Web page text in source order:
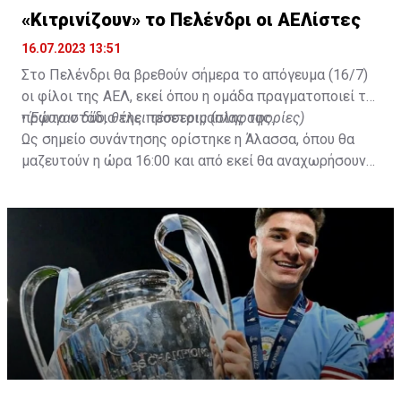
«Κιτρινίζουν» το Πελένδρι οι ΑΕΛίστες
16.07.2023 13:51
Στο Πελένδρι θα βρεθούν σήμερα το απόγευμα (16/7)
οι φίλοι της ΑΕΛ, εκεί όπου η ομάδα πραγματοποιεί το
πρώτο στάδιο της προετοιμασίας της.
•Έφυγαν δύο, θέλει τέσσερις (πληροφορίες)
Ως σημείο συνάντησης ορίστηκε η Άλασσα, όπου θα
μαζευτούν η ώρα 16:00 και από εκεί θα αναχωρήσουν